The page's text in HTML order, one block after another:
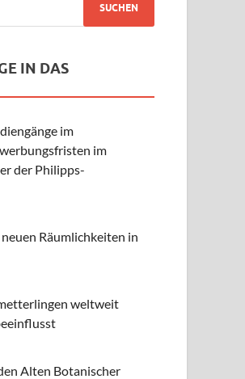
IN DAS
im
im
der Philipps-
Räumlichkeiten in
weltweit
Alten Botanischer